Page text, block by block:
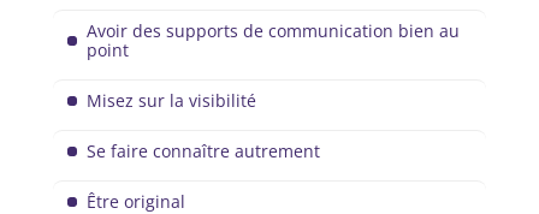
Avoir des supports de communication bien au
point
Misez sur la visibilité
Se faire connaître autrement
Être original